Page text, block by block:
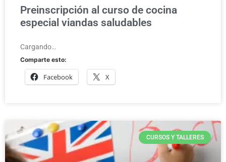
Preinscripción al curso de cocina
especial viandas saludables
Cargando…
Comparte esto:
Facebook X
CURSOS Y TALLERES